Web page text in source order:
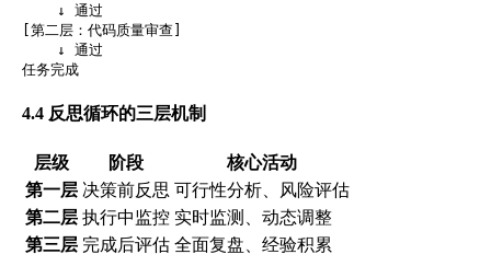
    ↓ 通过
[第二层：代码质量审查]
    ↓ 通过
4.4 反思循环的三层机制
层级 阶段
核心活动
第一层 决策前反思 可行性分析、风险评估
第二层 执行中监控 实时监测、动态调整
第三层 完成后评估 全面复盘、经验积累